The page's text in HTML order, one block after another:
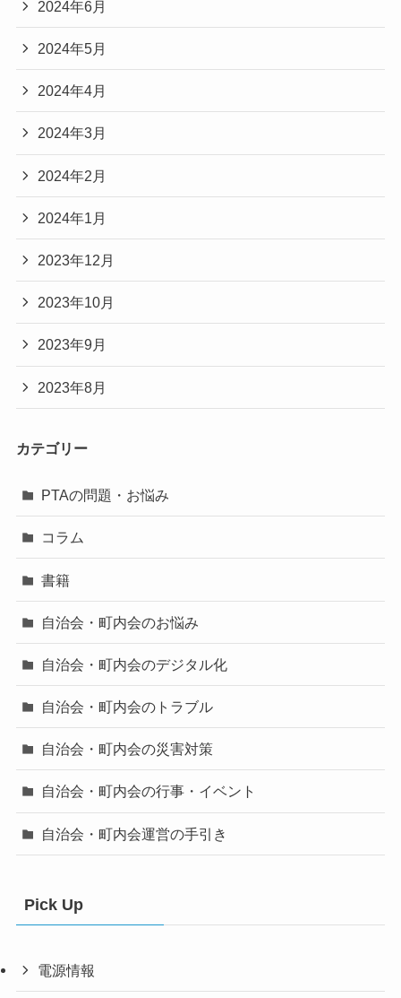
2024年6月
2024年5月
2024年4月
2024年3月
2024年2月
2024年1月
2023年12月
2023年10月
2023年9月
2023年8月
カテゴリー
PTAの問題・お悩み
コラム
書籍
自治会・町内会のお悩み
自治会・町内会のデジタル化
自治会・町内会のトラブル
自治会・町内会の災害対策
自治会・町内会の行事・イベント
自治会・町内会運営の手引き
Pick Up
電源情報